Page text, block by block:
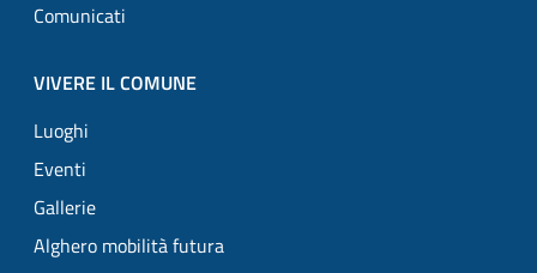
Comunicati
VIVERE IL COMUNE
Luoghi
Eventi
Gallerie
Alghero mobilità futura